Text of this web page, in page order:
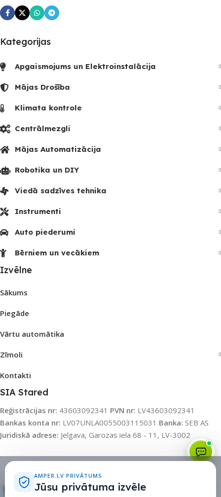
Kategorijas
Apgaismojums un Elektroinstalācija
Mājas Drošība
Klimata kontrole
Centrālmezgli
Mājas Automatizācija
Robotika un DIY
Viedā sadzīves tehnika
Instrumenti
Auto piederumi
Bērniem un vecākiem
Izvēlne
Sākums
Piegāde
Vārtu automātika
Zīmoli
Kontakti
SIA Stared
Reģistrācijas nr: 43603092341 PVN nr: LV43603092341
Bankas konta nr: LV07UNLA0055003115031 Banka: SEB AS
Juridiskā adrese: Jelgava, Garozas iela 68 - 11, LV-3002
AMPER.LV PRIVĀTUMS
Jūsu privātuma izvēle